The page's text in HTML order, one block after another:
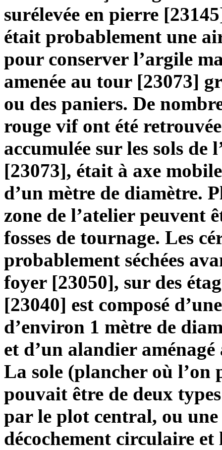
surélevée en pierre
était probablement une
pour conserver l’argile
amenée au tour [23073]
ou des paniers. De
rouge vif ont été
accumulée sur les sols de
[23073], était à axe
d’un mètre de diamètre.
zone de l’atelier peuvent
fosses de tournage. Les
probablement séchées
foyer [23050], sur des
[23040] est composé
d’environ 1 mètre de
et d’un alandier
La sole (plancher où l’on
pouvait être de deux
par le plot central, ou
décochement circulaire